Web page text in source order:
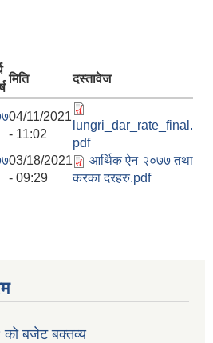
मिति दस्तावेज
04/11/2021
- 11:02
lungri_dar_rate_final.
pdf
03/18/2021
- 09:29
आर्थिक ऐन २०७७ तथा
करका दरहरु.pdf
को बजेट बक्तव्य